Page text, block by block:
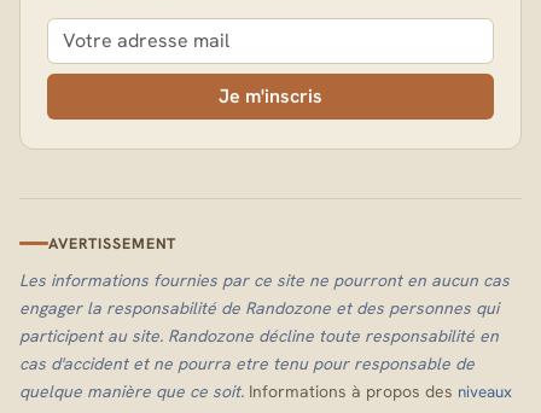
Je m'inscris
AVERTISSEMENT
Les informations fournies par ce site ne pourront en aucun cas
engager la responsabilité de Randozone et des personnes qui
participent au site. Randozone décline toute responsabilité en
cas d'accident et ne pourra etre tenu pour responsable de
quelque manière que ce soit. Informations à propos des niveaux